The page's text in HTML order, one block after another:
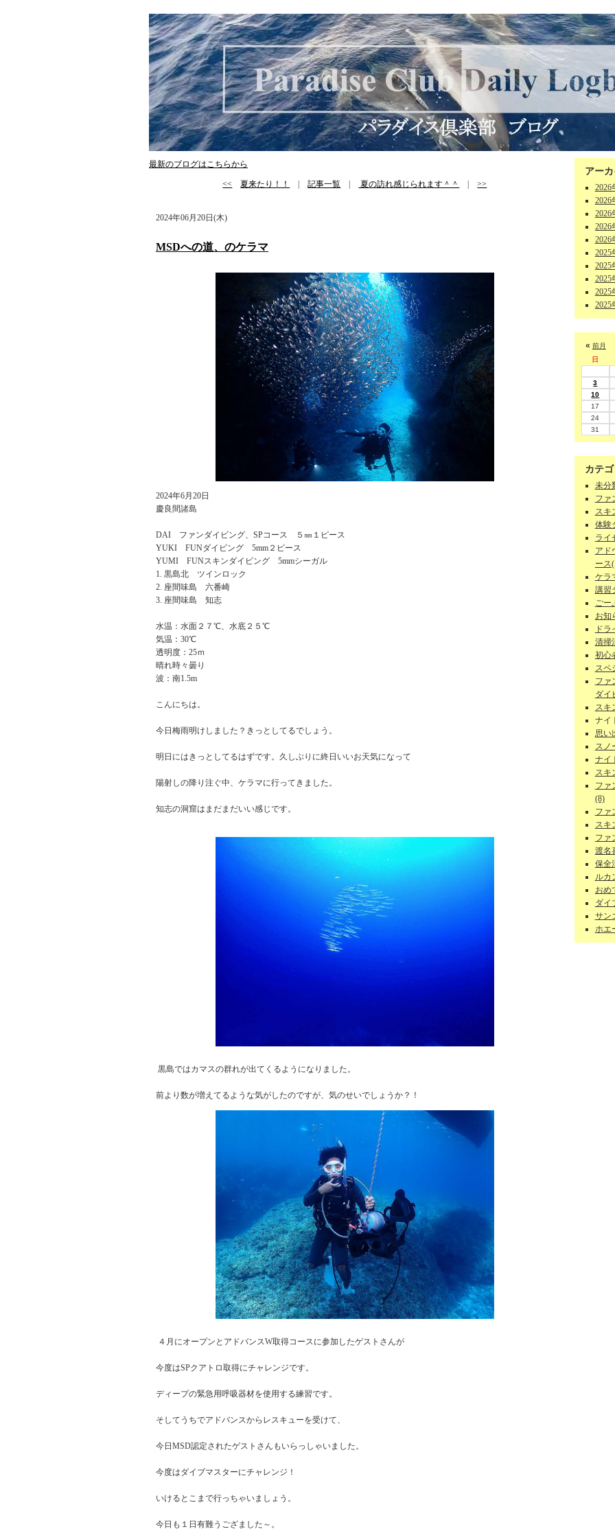
最新のブログはこちらから
<< 夏来たり！！ |記事一覧 夏の訪れ感じられます＾＾ |>>
2024年06月20日(木)
MSDへの道、のケラマ
2024年6月20日
慶良間諸島
DAI ファンダイビング、SPコース ５㎜１ピース
YUKI FUNダイビング 5mm２ピース
YUMI FUNスキンダイビング 5mmシーガル
黒島北 ツインロック
座間味島 六番崎
座間味島 知志
水温：水面２７℃、水底２５℃
気温：30℃
透明度：25ｍ
晴れ時々曇り
波：南1.5m
こんにちは。
今日梅雨明けしました？きっとしてるでしょう。
明日にはきっとしてるはずです。久しぶりに終日いいお天気になって
陽射しの降り注ぐ中、ケラマに行ってきました。
知志の洞窟はまだまだいい感じです。
黒島ではカマスの群れが出てくるようになりました。
前より数が増えてるような気がしたのですが、気のせいでしょうか？！
４月にオープンとアドバンスW取得コースに参加したゲストさんが
今度はSPクアトロ取得にチャレンジです。
ディープの緊急用呼吸器材を使用する練習です。
そしてうちでアドバンスからレスキューを受けて、
今日MSD認定されたゲストさんもいらっしゃいました。
今度はダイブマスターにチャレンジ！
いけるとこまで行っちゃいましょう。
今日も１日有難うござました～。
アー
2026
2026
2026
2026
2026
2025
2025
2025
2025
2025
« 前月
日
3
10
17
24
31
カテゴ
未分
ファ
スキ
体験
ライ
アド
ース
ケラ
講習
ごー
お知
ド
清掃
初心
スペ
ファ
ダイ
スキ
ナイ
思い
スノ
ナイ
スキ
ファ
(8)
ファ
スキ
ファ
渡名
保全
ルカ
おめ
ダイ
サン
ホエ